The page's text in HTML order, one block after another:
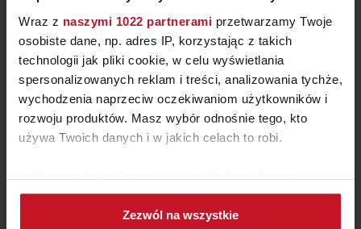
Wraz z naszymi 1022 partnerami przetwarzamy Twoje
osobiste dane, np. adres IP, korzystając z takich
technologii jak pliki cookie, w celu wyświetlania
spersonalizowanych reklam i treści, analizowania tychże,
wychodzenia naprzeciw oczekiwaniom użytkowników i
rozwoju produktów. Masz wybór odnośnie tego, kto
używa Twoich danych i w jakich celach to robi.
Jeśli wyrazisz na to zgodę, chcielibyśmy również:
Gromadzić dane dotyczące Twojej lokalizacji
geograficznej z dokładnością nawet do kilku metrów
Zezwól na wszystkie
TRATTO 10 BLANC/COLOR –
BARAUSSE DOORS
ZAPYTAJ O CENĘ W SALONIE